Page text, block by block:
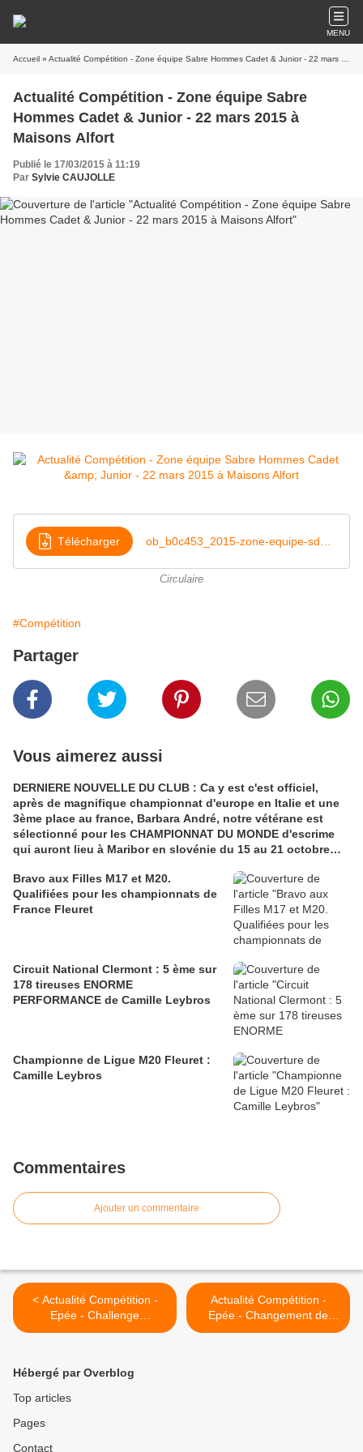
MENU
Accueil » Actualité Compétition - Zone équipe Sabre Hommes Cadet & Junior - 22 mars 2015 à Maisons Alfort
Actualité Compétition - Zone équipe Sabre
Hommes Cadet & Junior - 22 mars 2015 à
Maisons Alfort
Publié le 17/03/2015 à 11:19
Par Sylvie CAUJOLLE
Télécharger
Circulaire
#Compétition
Partager
Vous aimerez aussi
DERNIERE NOUVELLE DU CLUB : Ca y est c'est officiel,
après de magnifique championnat d'europe en Italie et une
3ème place au france, Barbara André, notre vétérane est
sélectionné pour les CHAMPIONNAT DU MONDE d'escrime
qui auront lieu à Maribor en slovénie du 15 au 21 octobre
bientôt
Bravo aux Filles M17 et M20.
Qualifiées pour les championnats de
France Fleuret
Circuit National Clermont : 5 ème sur
178 tireuses ENORME
PERFORMANCE de Camille Leybros
Championne de Ligue M20 Fleuret :
Camille Leybros
Commentaires
Ajouter un commentaire
< Actualité Compétition -
Epée - Challenge
International de Dieppe- 28
Actualité Compétition -
Epée - Changement de
date du Challenge Pays de
Hébergé par Overblog
Top articles
Pages
Contact